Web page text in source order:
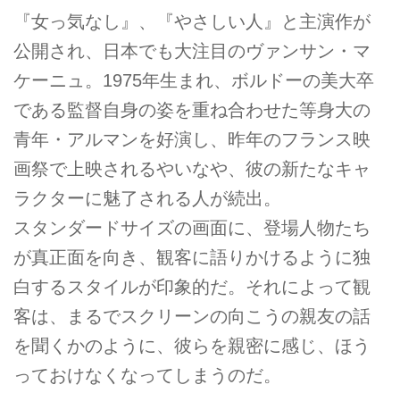
『女っ気なし』、『やさしい人』と主演作が
公開され、日本でも大注目のヴァンサン・マ
ケーニュ。1975年生まれ、ボルドーの美大卒
である監督自身の姿を重ね合わせた等身大の
青年・アルマンを好演し、昨年のフランス映
画祭で上映されるやいなや、彼の新たなキャ
ラクターに魅了される人が続出。
スタンダードサイズの画面に、登場人物たち
が真正面を向き、観客に語りかけるように独
白するスタイルが印象的だ。それによって観
客は、まるでスクリーンの向こうの親友の話
を聞くかのように、彼らを親密に感じ、ほう
っておけなくなってしまうのだ。